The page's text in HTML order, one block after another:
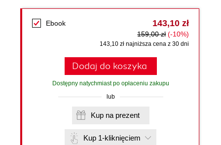
Ebook 143,10 zł
159,00 zł (-10%)
143,10 zł najniższa cena z 30 dni
Dodaj do koszyka
Dostępny natychmiast po opłaceniu zakupu
lub
Kup na prezent
Kup 1-kliknięciem